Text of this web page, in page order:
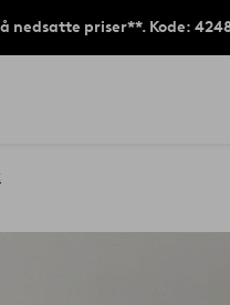
nedsatte priser**. Kode: